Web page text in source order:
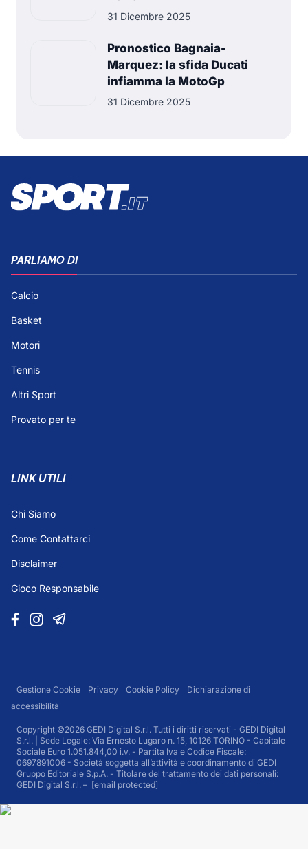
31 Dicembre 2025
Pronostico Bagnaia-
Marquez: la sfida Ducati
infiamma la MotoGp
31 Dicembre 2025
PARLIAMO DI
Calcio
Basket
Motori
Tennis
Altri Sport
Provato per te
LINK UTILI
Chi Siamo
Come Contattarci
Disclaimer
Gioco Responsabile
Gestione Cookie Privacy Cookie Policy
Dichiarazione di
accessibilità
Copyright ©2026 GEDI Digital S.r.l. Tutti i diritti riservati - GEDI Digital
S.r.l. | Sede Legale: Via Ernesto Lugaro n. 15, 10126 TORINO - Capitale
Sociale Euro 1.051.844,00 i.v. - Partita Iva e Codice Fiscale:
0697891006 - Società soggetta all’attività e coordinamento di GEDI
Gruppo Editoriale S.p.A. - Titolare del trattamento dei dati personali:
GEDI Digital S.r.l. – [email protected]